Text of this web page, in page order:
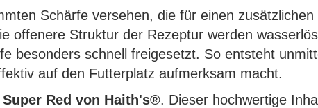
Schärfe versehen, die für einen zusätzlichen
offenere Struktur der Rezeptur werden
besonders schnell freigesetzt. So entsteht
auf den Futterplatz aufmerksam macht.
Super Red von Haith's®. Dieser hochwertige